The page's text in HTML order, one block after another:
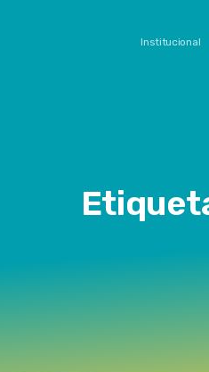
Institucional